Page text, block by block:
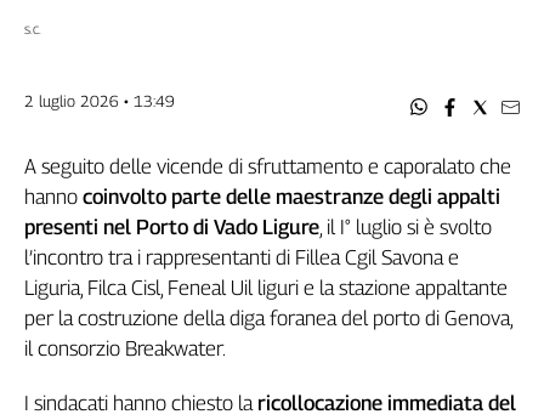
Fisac
Flc
Nidil
Slc
Spi
Inca
Caaf
Speciali
di
S.C.
2 luglio 2026 • 13:49
A seguito delle vicende di sfruttamento e caporalato che
hanno coinvolto parte delle maestranze degli appalti
presenti nel Porto di Vado Ligure, il I° luglio si è svolto
l’incontro tra i rappresentanti di Fillea Cgil Savona e
Liguria, Filca Cisl, Feneal Uil liguri e la stazione appaltante
per la costruzione della diga foranea del porto di Genova,
il consorzio Breakwater.
I sindacati hanno chiesto la ricollocazione immediata del